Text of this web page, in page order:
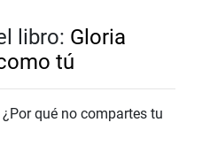
libro: Gloria
tú
qué no compartes tu